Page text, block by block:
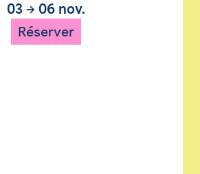
03 → 06 nov.
Réserver